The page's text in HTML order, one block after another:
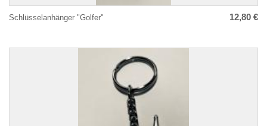
Schlüsselanhänger "Golfer" 12,80 €